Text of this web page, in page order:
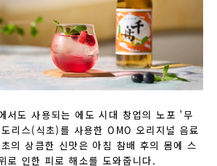
서도 사용되는 에도 시대 창업의 노포 '무
리스(식초)를 사용한 OMO 오리지널 음료
의 상큼한 신맛은 아침 참배 후의 몸에 스
로 인한 피로 해소를 도와줍니다.